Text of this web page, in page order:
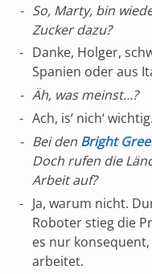
So, Marty, bin
Zucker dazu?
Danke, Holger,
Spanien oder aus
Äh, was meinst…?
Ach, is‘ nich‘
Bei den Bright
Doch rufen die
Arbeit auf?
Ja, warum nicht.
Roboter stieg die
es nur
arbeitet.